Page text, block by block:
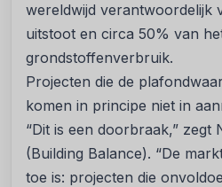
wereldwijd verantwoordelijk
uitstoot en circa 50% van
grondstoffenverbruik.
Projecten die de
komen in principe niet in
“Dit is een doorbraak,” zegt
(Building Balance). “De
toe is: projecten die